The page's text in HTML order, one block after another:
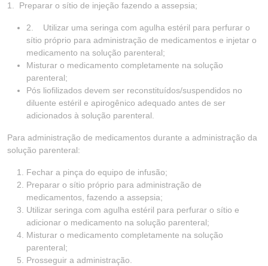
1. Preparar o sítio de injeção fazendo a assepsia;
2. Utilizar uma seringa com agulha estéril para perfurar o
sítio próprio para administração de medicamentos e injetar o
medicamento na solução parenteral;
Misturar o medicamento completamente na solução
parenteral;
Pós liofilizados devem ser reconstituídos/suspendidos no
diluente estéril e apirogênico adequado antes de ser
adicionados à solução parenteral.
Para administração de medicamentos durante a administração da
solução parenteral:
Fechar a pinça do equipo de infusão;
Preparar o sítio próprio para administração de
medicamentos, fazendo a assepsia;
Utilizar seringa com agulha estéril para perfurar o sítio e
adicionar o medicamento na solução parenteral;
Misturar o medicamento completamente na solução
parenteral;
Prosseguir a administração.